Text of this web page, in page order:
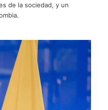
de la sociedad, y un